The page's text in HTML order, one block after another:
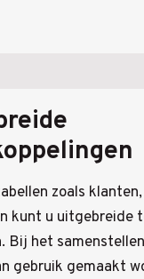
zoals
kunt u uitgebreide
Bij het
gebruik gemaakt